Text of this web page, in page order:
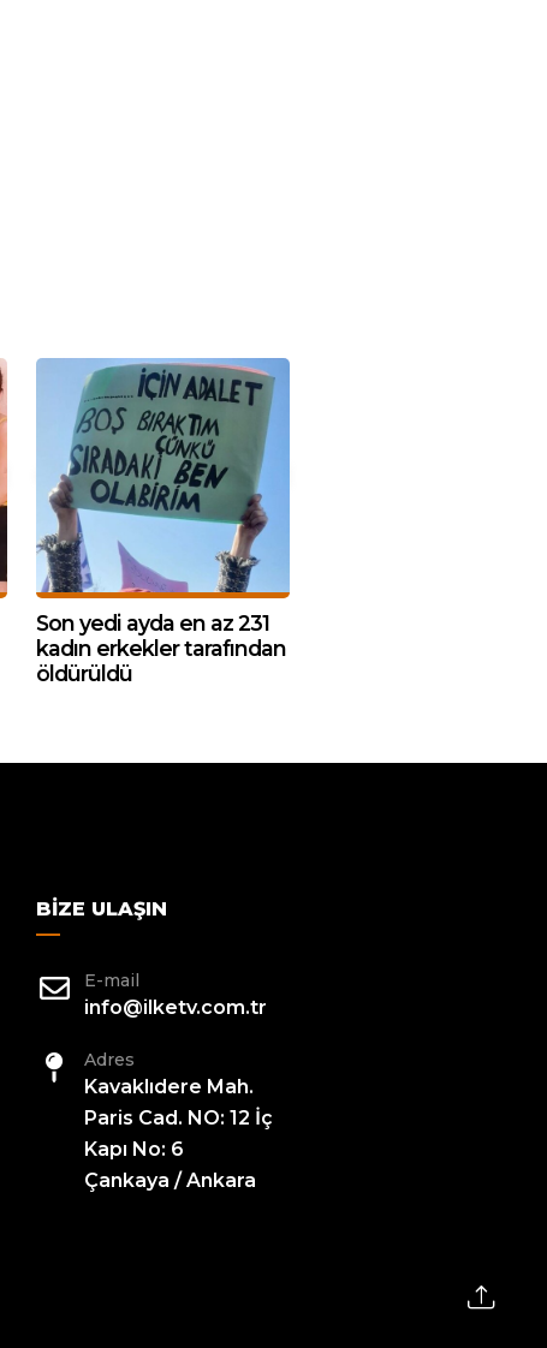
Son yedi ayda en az 231
kadın erkekler tarafından
öldürüldü
BIZE ULAŞIN
E-mail
info@ilketv.com.tr
Adres
Kavaklıdere Mah.
Paris Cad. NO: 12 İç
Kapı No: 6
Çankaya / Ankara